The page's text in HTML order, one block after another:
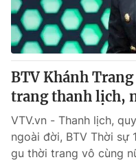
Thị trường 24h
VTV4
VTV9
Liên hệ tòa soạn
BTV Khánh
trang thanh lịch,
VTV.vn - Thanh lịch,
ngoài đời, BTV Thời sự
gu thời trang vô cùng